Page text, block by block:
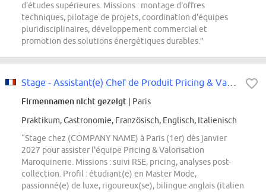
d'études supérieures. Missions : montage d'offres
techniques, pilotage de projets, coordination d'équipes
pluridisciplinaires, développement commercial et
promotion des solutions énergétiques durables.”
Firmennamen nicht gezeigt | Paris
Praktikum, Gastronomie, Französisch, Englisch, Italienisch
“Stage chez (COMPANY NAME) à Paris (1er) dès janvier
2027 pour assister l'équipe Pricing & Valorisation
Maroquinerie. Missions : suivi RSE, pricing, analyses post-
collection. Profil : étudiant(e) en Master Mode,
passionné(e) de luxe, rigoureux(se), bilingue anglais (italien